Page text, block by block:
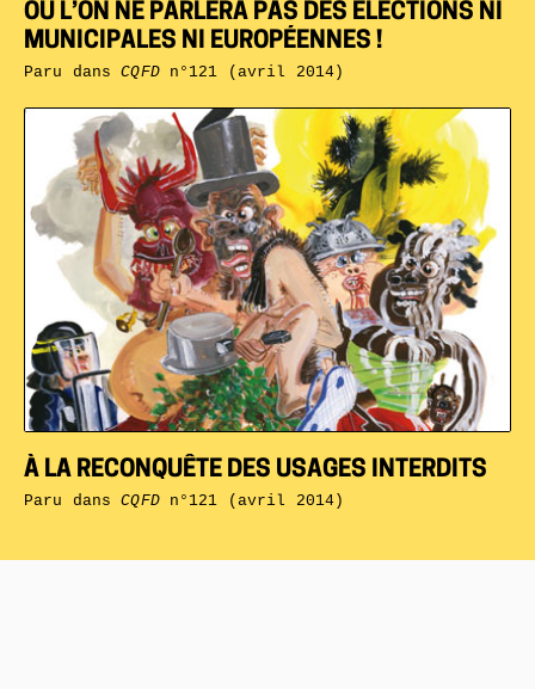
À LA RECONQUÊTE DES USAGES INTERDITS
Paru dansCQFDn°121 (avril 2014)
OÙ L’ON NE PARLERA PAS DES ÉLECTIONS NI
MUNICIPALES NI EUROPÉENNES !
Paru dansCQFDn°121 (avril 2014)